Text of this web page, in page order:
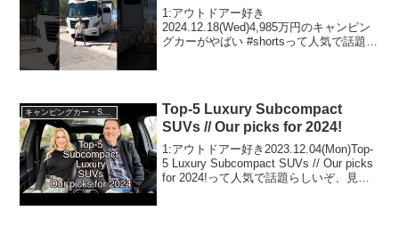
1:アウトドアー好き
2024.12.18(Wed)4,985万円のキャンピン
グカーがやばい #shortsって人気で話題ら
Top-5 Luxury Subcompact
SUVs // Our picks for 2024!
1:アウトドアー好き2023.12.04(Mon)Top-
5 Luxury Subcompact SUVs // Our picks
for 2024!って人気で話題らしいぞ、見逃